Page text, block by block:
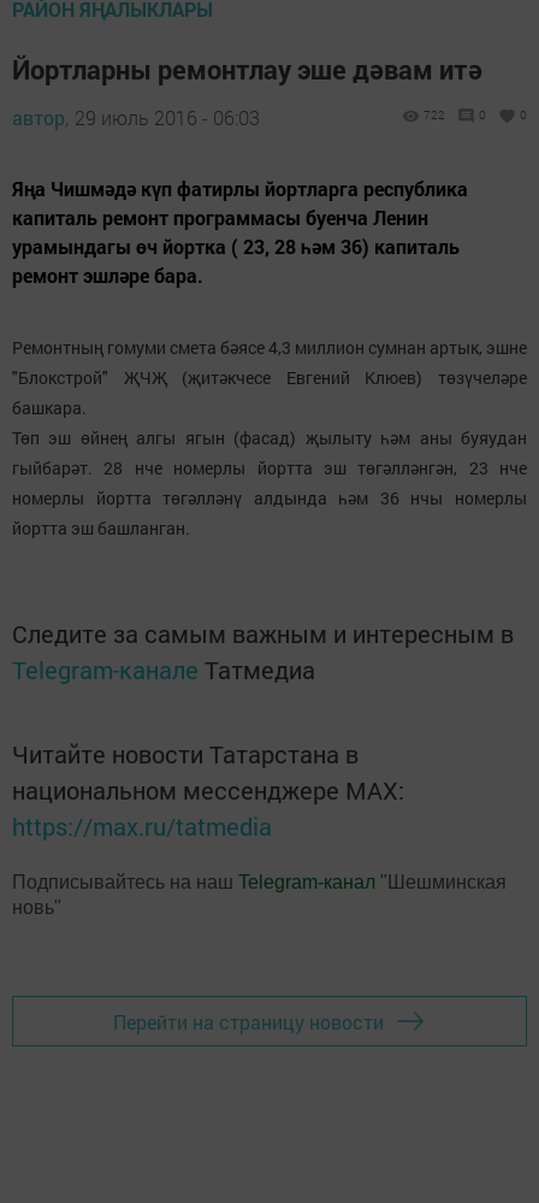
РАЙОН ЯҢАЛЫКЛАРЫ
Йортларны ремонтлау эше дәвам итә
автор, 29 июль 2016 - 06:03 722 0 0
Яңа Чишмәдә күп фатирлы йортларга республика
капиталь ремонт программасы буенча Ленин
урамындагы өч йортка ( 23, 28 һәм 36) капиталь
ремонт эшләре бара.
Ремонтның гомуми смета бәясе 4,3 миллион сумнан артык, эшне
"Блокстрой" ҖЧҖ (җитәкчесе Евгений Клюев) төзүчеләре
башкара.
Төп эш өйнең алгы ягын (фасад) җылыту һәм аны буяудан
гыйбарәт. 28 нче номерлы йортта эш төгәлләнгән, 23 нче
номерлы йортта төгәлләнү алдында һәм 36 нчы номерлы
йортта эш башланган.
Следите за самым важным и интересным в
Telegram-канале Татмедиа
Читайте новости Татарстана в
национальном мессенджере MАХ:
https://max.ru/tatmedia
Подписывайтесь на наш Telegram-канал "Шешминская
новь"
Перейти на страницу новости